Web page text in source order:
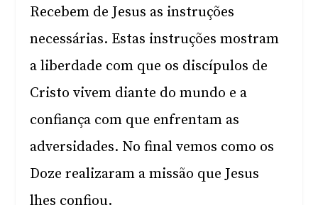
Recebem de Jesus as instruções
necessárias. Estas instruções mostram
a liberdade com que os discípulos de
Cristo vivem diante do mundo e a
confiança com que enfrentam as
adversidades. No final vemos como os
Doze realizaram a missão que Jesus
lhes confiou.